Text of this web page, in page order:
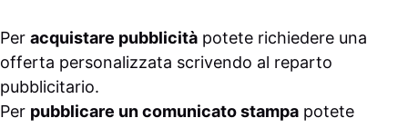
Per acquistare pubblicità potete richiedere una
offerta personalizzata scrivendo al reparto
pubblicitario.
Per pubblicare un comunicato stampa potete